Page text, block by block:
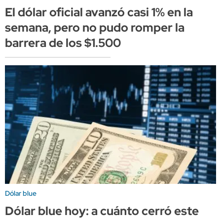
El dólar oficial avanzó casi 1% en la
semana, pero no pudo romper la
barrera de los $1.500
Dólar blue
Dólar blue hoy: a cuánto cerró este